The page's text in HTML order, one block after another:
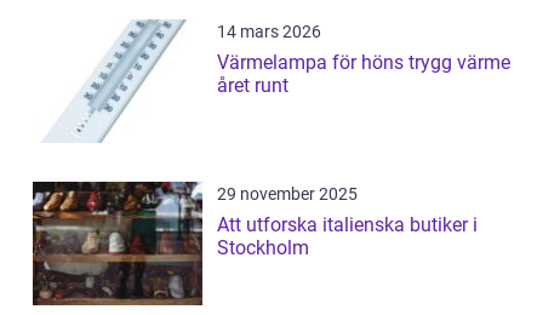
14 mars 2026
Värmelampa för höns trygg värme
året runt
29 november 2025
Att utforska italienska butiker i
Stockholm